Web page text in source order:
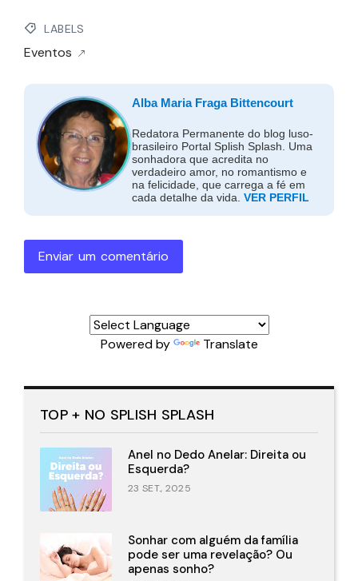
LABELS
Eventos
Alba Maria Fraga Bittencourt
Redatora Permanente do blog luso-
brasileiro Portal Splish Splash. Uma
sonhadora que acredita no
verdadeiro amor, no romantismo e
na felicidade, que carrega a fé em
cada detalhe da vida. VER PERFIL
Enviar um comentário
Powered by Translate
TOP + NO SPLISH SPLASH
Anel no Dedo Anelar: Direita ou
Esquerda?
23 SET., 2025
Sonhar com alguém da família
pode ser uma revelação? Ou
apenas sonho?